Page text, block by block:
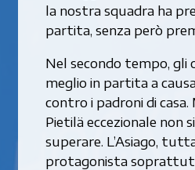
la nostra squadra ha
partita, senza però
Nel secondo tempo,
meglio in partita a
contro i padroni di casa.
Pietilä eccezionale non
superare. L’Asiago,
protagonista